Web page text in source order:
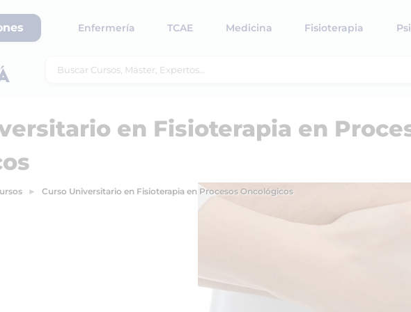
Enfermería TCAE Medicina Fisioterapia
en Fisioterapia en
Curso Universitario en Fisioterapia en Procesos Oncológicos